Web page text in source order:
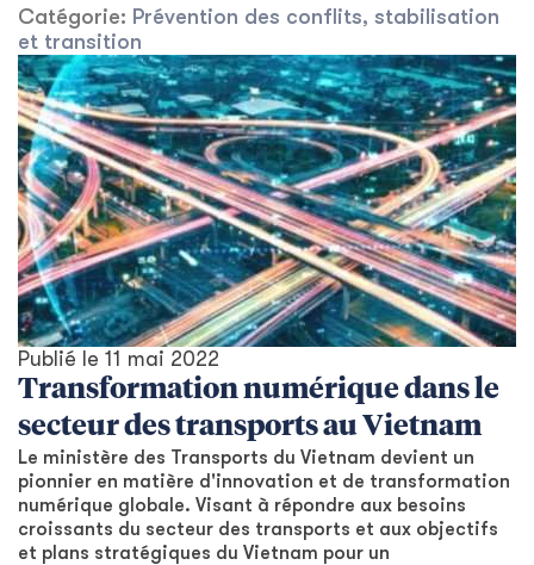
Catégorie: Prévention des conflits, stabilisation
et transition
Publié le 11 mai 2022
Transformation numérique dans le
secteur des transports au Vietnam
Le ministère des Transports du Vietnam devient un
pionnier en matière d'innovation et de transformation
numérique globale. Visant à répondre aux besoins
croissants du secteur des transports et aux objectifs
et plans stratégiques du Vietnam pour un